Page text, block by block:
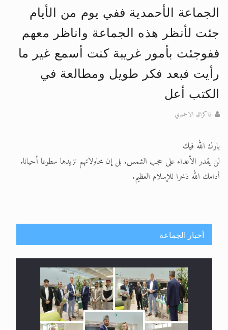
الجماعة الأحمدية ففي يوم من الأيام
جئت لأنظر هذه الجماعة واناظر معهم
ففوجئت بأمور غريبة كنت أسمع غير ما
رأيت فبعد فكر طويل ومطالعة في
الكتب أعل
ذاكرالله الاحمدي
بارك الله فيك
لن يقدر الأعداء على حجب الشمس. بل إن محاولاتهم تزيدها سطوعا أحيانا.
أدامك الله ذخرا للإسلام العظيم.
أخبار الجماعة